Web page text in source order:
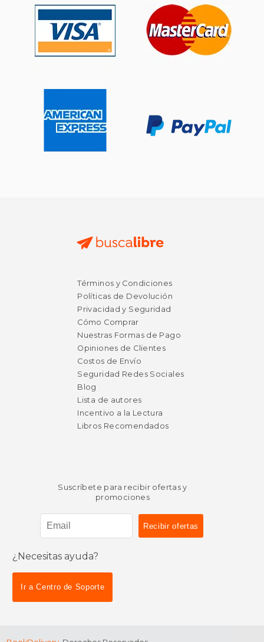
Términos y Condiciones
Políticas de Devolución
Privacidad y Seguridad
Cómo Comprar
Nuestras Formas de Pago
Opiniones de Clientes
Costos de Envío
Seguridad Redes Sociales
Blog
Lista de autores
Incentivo a la Lectura
Libros Recomendados
Suscríbete para recibir ofertas y
promociones
¿Necesitas ayuda?
Ir a Centro de Soporte